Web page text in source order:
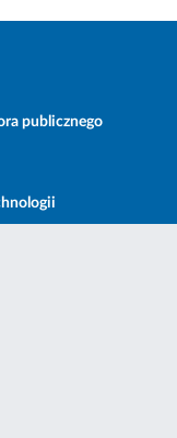
publicznego